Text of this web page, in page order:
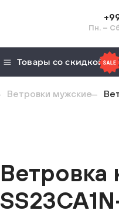
Пн. –
Товары со скидкой
Ветровки мужские
Ветровка